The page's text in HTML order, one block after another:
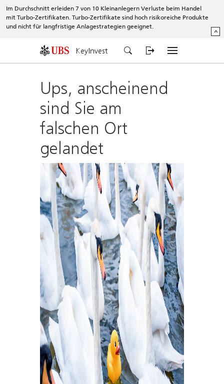
Im Durchschnitt erleiden 7 von 10 Kleinanlegern Verluste beim Handel
mit Turbo-Zertifikaten. Turbo-Zertifikate sind hoch risikoreiche Produkte
und nicht für langfristige Anlagestrategien geeignet.
^
KeyInvest
Ups, anscheinend
sind Sie am
falschen Ort
gelandet